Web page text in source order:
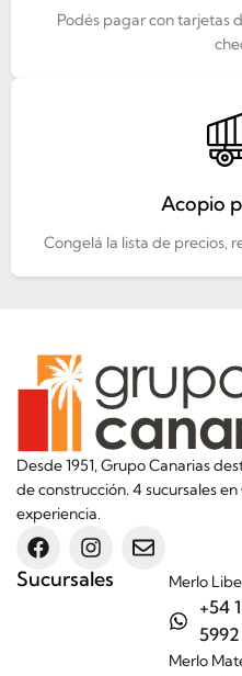
Podés pagar con tarjetas
Acopio
Congelá la lista de precios,
Desde 1951, Grupo Canarias
de construcción. 4 sucursales
experiencia.
Sucursales Merlo
+54
5992
Merlo